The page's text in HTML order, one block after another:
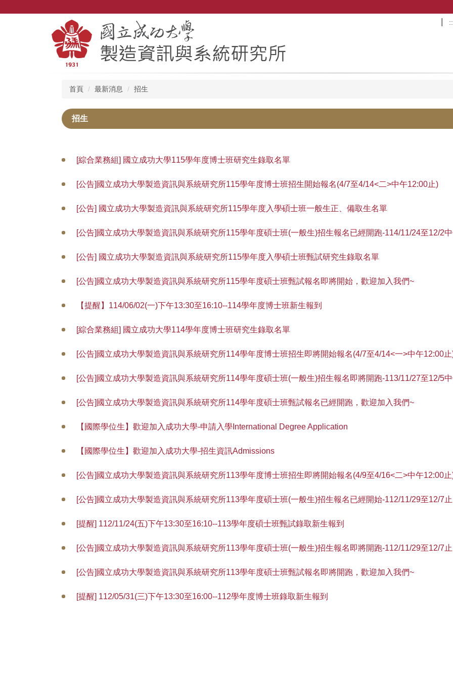
首頁 最新消息 招生
招生
[綜合業務組] 國立成功大學115學年度博士班研究生錄取名單
[公告]國立成功大學製造資訊與系統研究所115學年度博士班招生開始報名(4/7至4/14<二>中午12:00止)
[公告] 國立成功大學製造資訊與系統研究所115學年度入學碩士班一般生正、備取生名單
[公告]國立成功大學製造資訊與系統研究所115學年度碩士班(一般生)招生報名已經開跑-114/11/24至12/2
[公告] 國立成功大學製造資訊與系統研究所115學年度入學碩士班甄試研究生錄取名單
[公告]國立成功大學製造資訊與系統研究所115學年度碩士班甄試報名即將開始，歡迎加入我們~
【提醒】114/06/02(一)下午13:30至16:10--114學年度博士班新生報到
[綜合業務組] 國立成功大學114學年度博士班研究生錄取名單
[公告]國立成功大學製造資訊與系統研究所114學年度博士班招生即將開始報名(4/7至4/14<一>中午12:00
[公告]國立成功大學製造資訊與系統研究所114學年度碩士班(一般生)招生報名即將開跑-113/11/27至12/5
[公告]國立成功大學製造資訊與系統研究所114學年度碩士班甄試報名已經開跑，歡迎加入我們~
【國際學位生】歡迎加入成功大學-申請入學International Degree Application
【國際學位生】歡迎加入成功大學-招生資訊Admissions
[公告]國立成功大學製造資訊與系統研究所113學年度博士班招生即將開始報名(4/9至4/16<二>中午12:00
[公告]國立成功大學製造資訊與系統研究所113學年度碩士班(一般生)招生報名已經開始-112/11/29至12/7止
[提醒] 112/11/24(五)下午13:30至16:10--113學年度碩士班甄試錄取新生報到
[公告]國立成功大學製造資訊與系統研究所113學年度碩士班(一般生)招生報名即將開跑-112/11/29至12/7止
[公告]國立成功大學製造資訊與系統研究所113學年度碩士班甄試報名即將開跑，歡迎加入我們~
[提醒] 112/05/31(三)下午13:30至16:00--112學年度博士班錄取新生報到